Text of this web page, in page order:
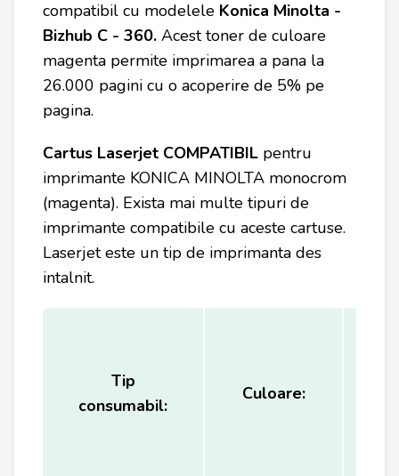
compatibil cu modelele Konica Minolta -
Bizhub C - 360. Acest toner de culoare
magenta permite imprimarea a pana la
26.000 pagini cu o acoperire de 5% pe
pagina.
Cartus Laserjet COMPATIBIL pentru
imprimante KONICA MINOLTA monocrom
(magenta). Exista mai multe tipuri de
imprimante compatibile cu aceste cartuse.
Laserjet este un tip de imprimanta des
intalnit.
Tip
consumabil:
Culoare: